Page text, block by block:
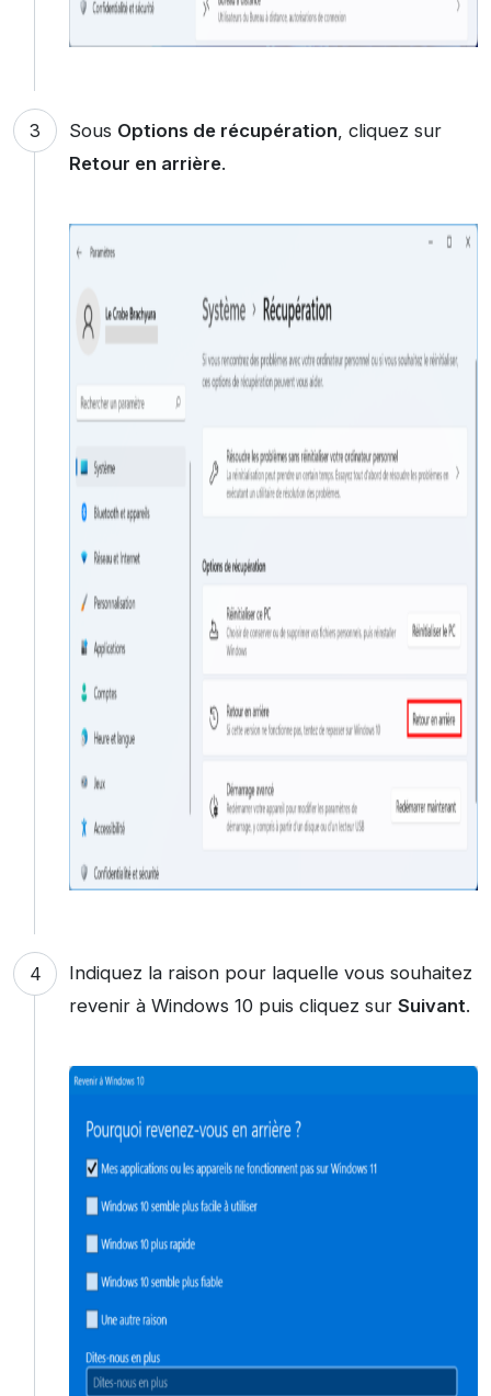
Sous Options de récupération , cliquez sur
Retour en arrière.
Indiquez la raison pour laquelle vous souhaitez
revenir à Windows 10 puis cliquez sur Suivant.